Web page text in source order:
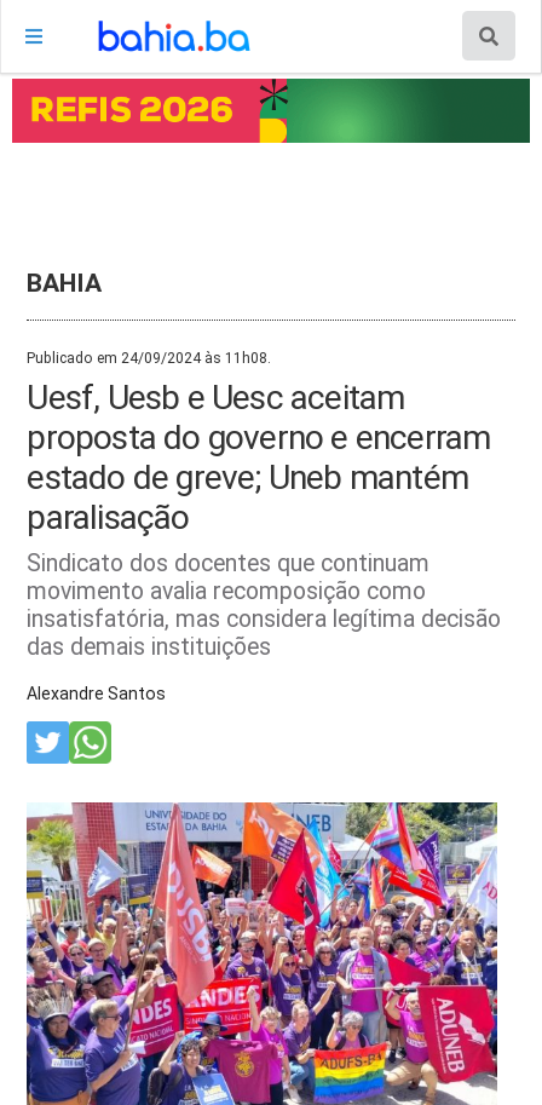
BAHIA
Publicado em 24/09/2024 às 11h08.
Uesf, Uesb e Uesc aceitam
proposta do governo e encerram
estado de greve; Uneb mantém
paralisação
Sindicato dos docentes que continuam
movimento avalia recomposição como
insatisfatória, mas considera legítima decisão
das demais instituições
Alexandre Santos